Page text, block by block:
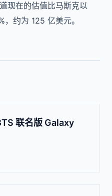
现在的估值比马斯克以
约为 125 亿美元。
联名版 Galaxy